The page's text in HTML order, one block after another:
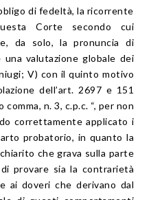
di fedeltà, la ricorrente
Corte secondo cui
da solo, la pronuncia di
valutazione globale dei
V) con il quinto motivo
dell’art. 2697 e 151
n. 3, c.p.c. “, per non
correttamente applicato i
probatorio, in quanto la
che grava sulla parte
provare sia la contrarietà
ai doveri che derivano dal